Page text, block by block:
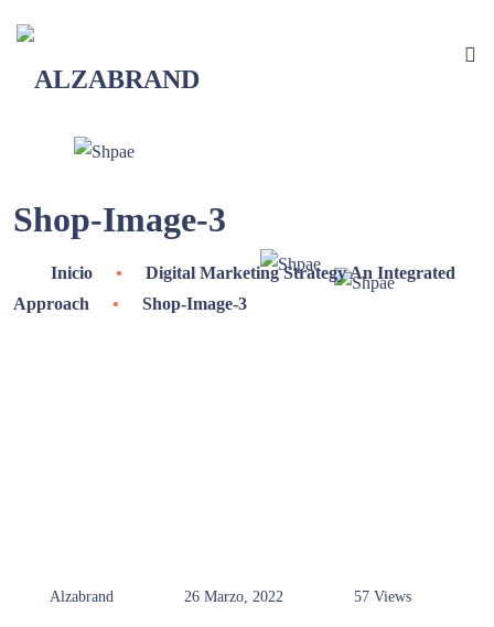
Shop-Image-3
Inicio •
Digital Marketing Strategy An Integrated
Approach
• Shop-Image-3
Alzabrand 26 Marzo, 2022 57 Views